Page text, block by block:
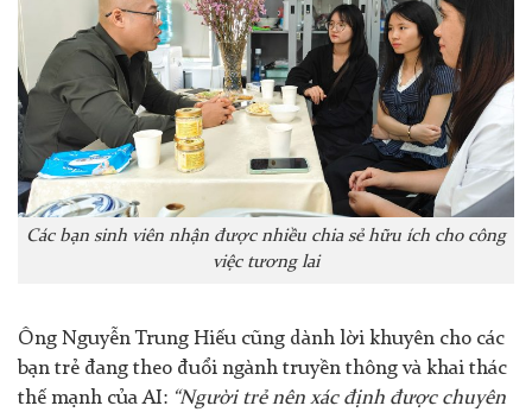
Các bạn sinh viên nhận được nhiều chia sẻ hữu ích cho công
việc tương lai
Ông Nguyễn Trung Hiếu cũng dành lời khuyên cho các
bạn trẻ đang theo đuổi ngành truyền thông và khai thác
thế mạnh của AI: “Người trẻ nên xác định được chuyên